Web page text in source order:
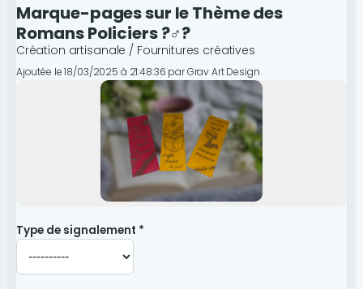
Marque-pages sur le Thème des
Romans Policiers ?️‍♂️?
Création artisanale / Fournitures créatives
Ajoutée le 18/03/2025 à 21:48:36 par Grav Art Design
Type de signalement *